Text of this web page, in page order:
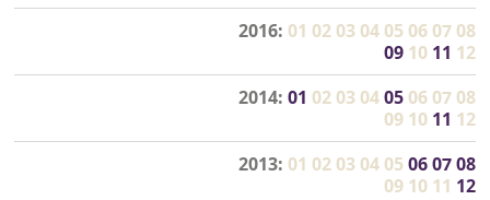
2016: 01 02 03 04 05 06 07 08
09 10 11 12
2014: 01 02 03 04 05 06 07 08
09 10 11 12
2013: 01 02 03 04 05 06 07 08
09 10 11 12